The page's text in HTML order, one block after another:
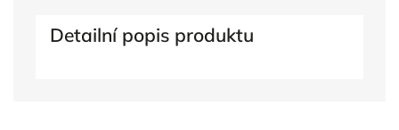
Detailní popis produktu